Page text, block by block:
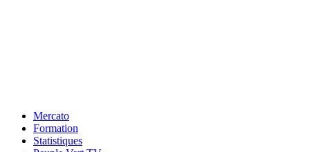
Mercato
Formation
Statistiques